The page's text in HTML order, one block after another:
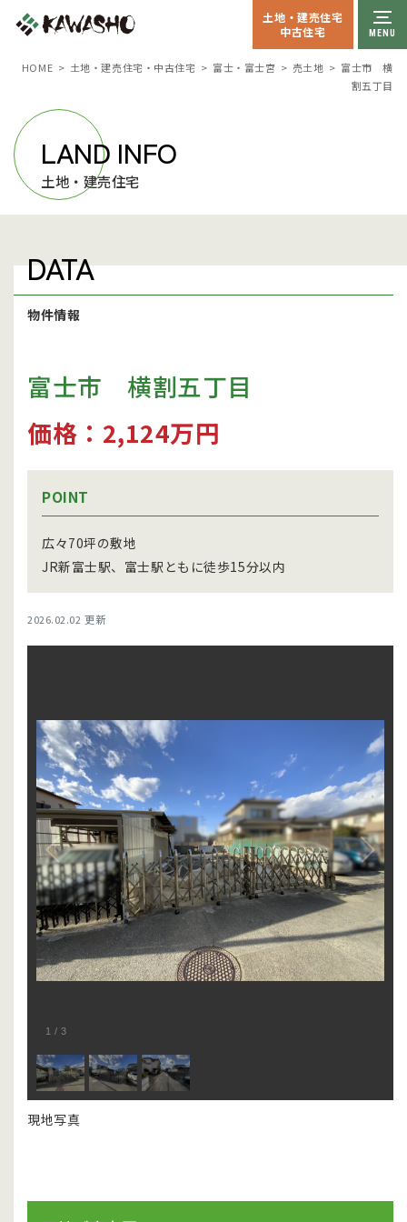
土地・建売住宅
中古住宅
HOME 土地・建売住宅・中古住宅 富士・富士宮 売土地
富士市 横
割五丁目
LAND INFO
土地・建売住宅
DATA
物件情報
富士市 横割五丁目
価格：2,124万円
POINT
広々70坪の敷地
JR新富士駅、富士駅ともに徒歩15分以内
2026.02.02 更新
1 /3
現地写真